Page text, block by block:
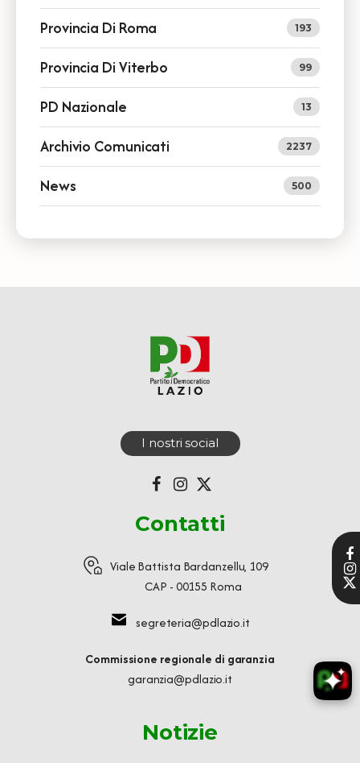
Provincia Di Roma 193
Provincia Di Viterbo 99
PD Nazionale 13
Archivio Comunicati 2237
News 500
I nostri social
Contatti
Viale Battista Bardanzellu, 109
CAP - 00155 Roma
segreteria@pdlazio.it
Commissione regionale di garanzia
garanzia@pdlazio.it
Notizie